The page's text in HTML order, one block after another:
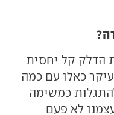
הדלק קל יחסית
כאלו עם כמה
כמשימה
לא פעם